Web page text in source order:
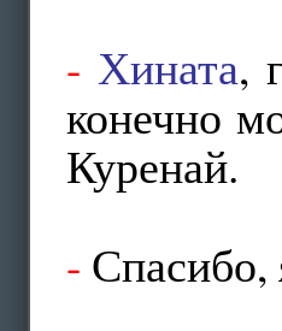
- Хината,
конечно
Куренай.
- Спасибо,